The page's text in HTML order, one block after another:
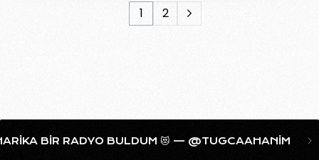
1 2
😻 — @TUGCAAHANIM HER SABAH SIKILMADAN